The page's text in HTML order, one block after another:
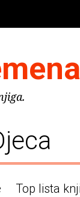
Top lista